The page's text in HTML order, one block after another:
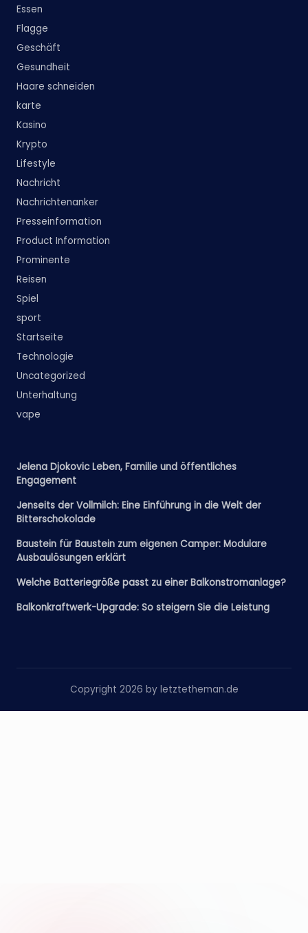
Essen
Flagge
Geschäft
Gesundheit
Haare schneiden
karte
Kasino
Krypto
Lifestyle
Nachricht
Nachrichtenanker
Presseinformation
Product Information
Prominente
Reisen
Spiel
sport
Startseite
Technologie
Uncategorized
Unterhaltung
vape
Jelena Djokovic Leben, Familie und öffentliches
Engagement
Jenseits der Vollmilch: Eine Einführung in die Welt der
Bitterschokolade
Baustein für Baustein zum eigenen Camper: Modulare
Ausbaulösungen erklärt
Welche Batteriegröße passt zu einer Balkonstromanlage?
Balkonkraftwerk-Upgrade: So steigern Sie die Leistung
Copyright 2026 by letztetheman.de